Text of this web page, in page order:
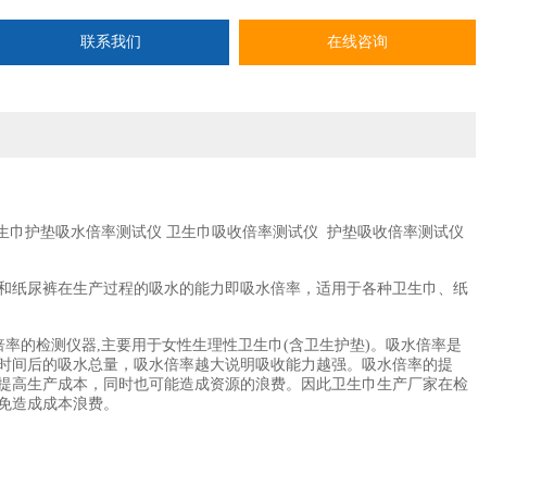
联系我们 在线咨询
护垫吸水倍率测试仪 卫生巾吸收倍率测试仪 护垫吸收倍率测试仪
尿裤在生产过程的吸水的能力即吸水倍率，适用于各种卫生巾、纸
的检测仪器,主要用于女性生理性卫生巾(含卫生护垫)。吸水倍率是
后的吸水总量，吸水倍率越大说明吸收能力越强。吸水倍率的提
生产成本，同时也可能造成资源的浪费。因此卫生巾生产厂家在检
造成成本浪费。